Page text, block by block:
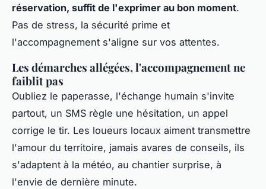
réservation, suffit de l'exprimer au bon moment.
Pas de stress, la sécurité prime et
l'accompagnement s'aligne sur vos attentes.
Les démarches allégées, l'accompagnement ne
faiblit pas
Oubliez le paperasse, l'échange humain s'invite
partout, un SMS règle une hésitation, un appel
corrige le tir. Les loueurs locaux aiment transmettre
l'amour du territoire, jamais avares de conseils, ils
s'adaptent à la météo, au chantier surprise, à
l'envie de dernière minute.